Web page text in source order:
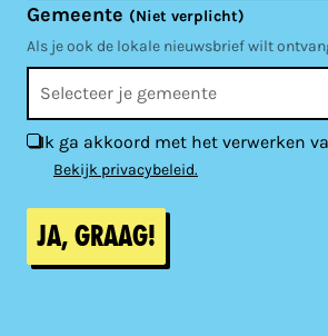
Gemeente (Niet verplicht)
Als je ook de lokale nieuwsbrief wilt
Ik ga akkoord met het verwerken
Bekijk privacybeleid.
Ja, graag!